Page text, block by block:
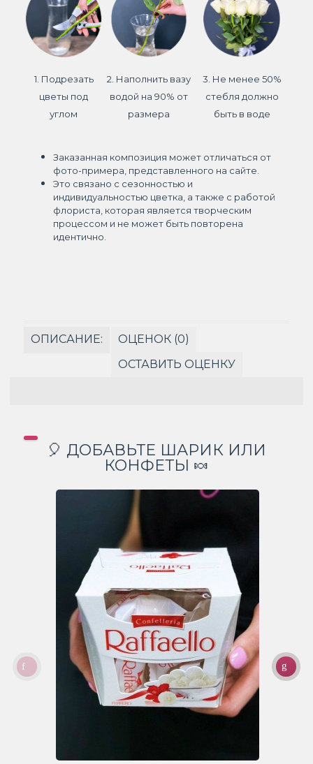
1. Подрезать
цветы под
углом
2. Наполнить вазу
водой на 90% от
размера
3. Не менее 50%
стебля должно
быть в воде
Заказанная композиция может отличаться от
фото-примера, представленного на сайте.
Это связано с сезонностью и
индивидуальностью цветка, а также с работой
флориста, которая является творческим
процессом и не может быть повторена
идентично.
ОПИСАНИЕ:
ОЦЕНОК (0)
ОСТАВИТЬ ОЦЕНКУ
🎈 ДОБАВЬТЕ ШАРИК ИЛИ
КОНФЕТЫ 🍬